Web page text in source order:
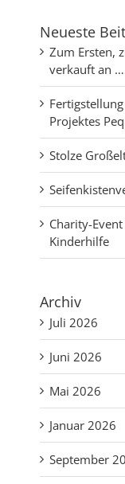
Neueste
Zum Ersten,
verkauft an
Projektes
Stolze
Charity-
Kinderhilfe
Archiv
Juli 2026
Juni 2026
Mai 2026
Januar 2026
September